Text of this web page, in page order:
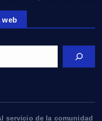
web
servicio de la comunidad